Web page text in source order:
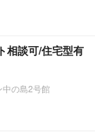
相談可/住宅型有
中の島2号館